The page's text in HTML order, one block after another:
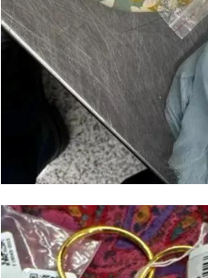
Фото: 47 канал
спорт
готовность городских
транспортного сообщения
остановились на объектах,